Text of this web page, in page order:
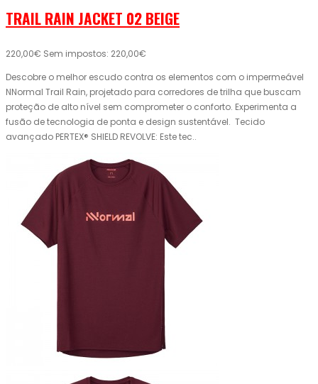
TRAIL RAIN JACKET 02 BEIGE
220,00€ Sem impostos: 220,00€
Descobre o melhor escudo contra os elementos com o impermeável
NNormal Trail Rain, projetado para corredores de trilha que buscam
proteção de alto nível sem comprometer o conforto. Experimenta a
fusão de tecnologia de ponta e design sustentável. Tecido
avançado PERTEX® SHIELD REVOLVE: Este tec..